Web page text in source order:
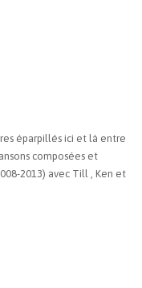
éparpillés ici et là entre
composées et
2013) avec Till , Ken et